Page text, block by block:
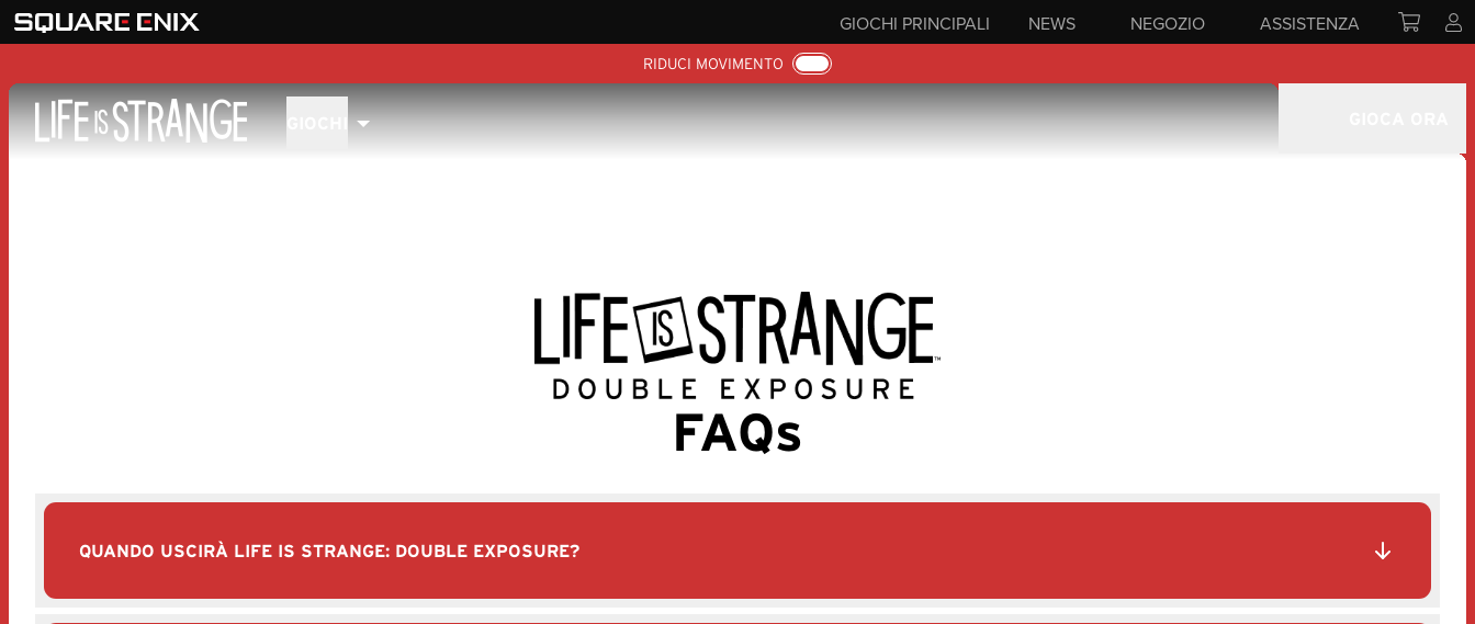
GIOCHI PRINCIPALI NEWS NEGOZIO ASSISTENZA
RIDUCI MOVIMENTO
FAQs
QUANDO USCIRÀ LIFE IS STRANGE: DOUBLE EXPOSURE?